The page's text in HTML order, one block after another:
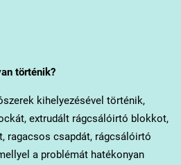
történik?
kihelyezésével történik,
extrudált rágcsálóirtó blokkot,
ragacsos csapdát, rágcsálóirtó
a problémát hatékonyan